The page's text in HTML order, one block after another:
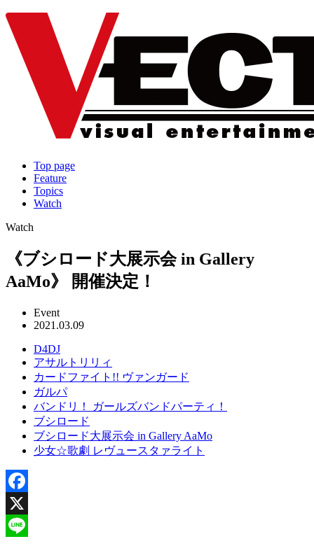
Top page
Feature
Topics
Watch
Watch
《ブシロード大展示会 in Gallery
AaMo》 開催決定！
Event
2021.03.09
D4DJ
アサルトリリィ
カードファイト!! ヴァンガード
ガルパ
バンドリ！ ガールズバンドパーティ！
ブシロード
ブシロード大展示会 in Gallery AaMo
少女☆歌劇 レヴュースタァライト
Facebook
X